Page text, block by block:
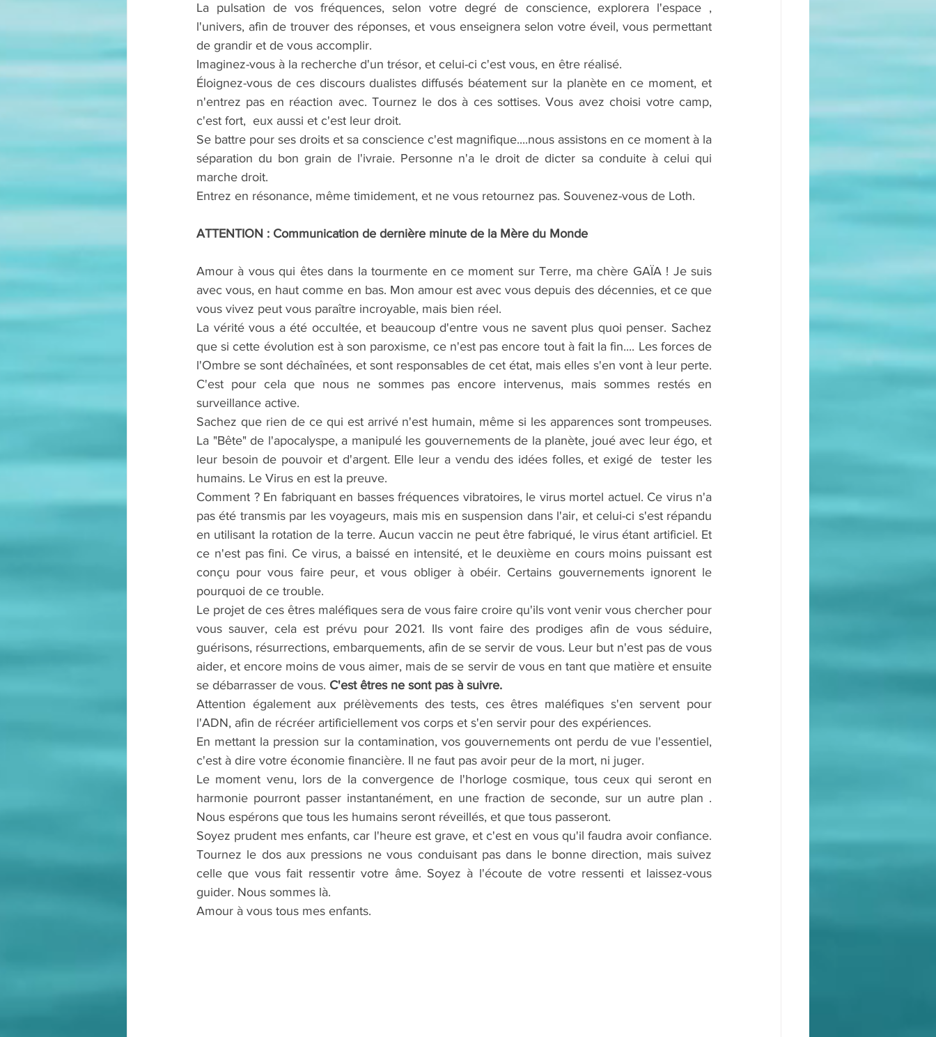
La pulsation de vos fréquences, selon votre degré de conscience, explorera l'espace ,
l'univers, afin de trouver des réponses, et vous enseignera selon votre éveil, vous permettant
de grandir et de vous accomplir.
Imaginez-vous à la recherche d'un trésor, et celui-ci c'est vous, en être réalisé.
Éloignez-vous de ces discours dualistes diffusés béatement sur la planète en ce moment, et
n'entrez pas en réaction avec. Tournez le dos à ces sottises. Vous avez choisi votre camp,
c'est fort,  eux aussi et c'est leur droit.
Se battre pour ses droits et sa conscience c'est magnifique....nous assistons en ce moment à la
séparation du bon grain de l'ivraie. Personne n'a le droit de dicter sa conduite à celui qui
marche droit.
Entrez en résonance, même timidement, et ne vous retournez pas. Souvenez-vous de Loth.
ATTENTION : Communication de dernière minute de la Mère du Monde
Amour à vous qui êtes dans la tourmente en ce moment sur Terre, ma chère GAÏA ! Je suis
avec vous, en haut comme en bas. Mon amour est avec vous depuis des décennies, et ce que
vous vivez peut vous paraître incroyable, mais bien réel.
La vérité vous a été occultée, et beaucoup d'entre vous ne savent plus quoi penser. Sachez
que si cette évolution est à son paroxisme, ce n'est pas encore tout à fait la fin.... Les forces de
l'Ombre se sont déchaînées, et sont responsables de cet état, mais elles s'en vont à leur perte.
C'est pour cela que nous ne sommes pas encore intervenus, mais sommes restés en
surveillance active.
Sachez que rien de ce qui est arrivé n'est humain, même si les apparences sont trompeuses.
La "Bête" de l'apocalyspe, a manipulé les gouvernements de la planète, joué avec leur égo, et
leur besoin de pouvoir et d'argent. Elle leur a vendu des idées folles, et exigé de  tester les
humains. Le Virus en est la preuve.
Comment ? En fabriquant en basses fréquences vibratoires, le virus mortel actuel. Ce virus n'a
pas été transmis par les voyageurs, mais mis en suspension dans l'air, et celui-ci s'est répandu
en utilisant la rotation de la terre. Aucun vaccin ne peut être fabriqué, le virus étant artificiel. Et
ce n'est pas fini. Ce virus, a baissé en intensité, et le deuxième en cours moins puissant est
conçu pour vous faire peur, et vous obliger à obéir. Certains gouvernements ignorent le
pourquoi de ce trouble.
Le projet de ces êtres maléfiques sera de vous faire croire qu'ils vont venir vous chercher pour
vous sauver, cela est prévu pour 2021. Ils vont faire des prodiges afin de vous séduire,
guérisons, résurrections, embarquements, afin de se servir de vous. Leur but n'est pas de vous
aider, et encore moins de vous aimer, mais de se servir de vous en tant que matière et ensuite
se débarrasser de vous. C'est êtres ne sont pas à suivre.
Attention également aux prélèvements des tests, ces êtres maléfiques s'en servent pour
l'ADN, afin de récréer artificiellement vos corps et s'en servir pour des expériences.
En mettant la pression sur la contamination, vos gouvernements ont perdu de vue l'essentiel,
c'est à dire votre économie financière. Il ne faut pas avoir peur de la mort, ni juger.
Le moment venu, lors de la convergence de l'horloge cosmique, tous ceux qui seront en
harmonie pourront passer instantanément, en une fraction de seconde, sur un autre plan .
Nous espérons que tous les humains seront réveillés, et que tous passeront.
Soyez prudent mes enfants, car l'heure est grave, et c'est en vous qu'il faudra avoir confiance.
Tournez le dos aux pressions ne vous conduisant pas dans le bonne direction, mais suivez
celle que vous fait ressentir votre âme. Soyez à l'écoute de votre ressenti et laissez-vous
guider. Nous sommes là.
Amour à vous tous mes enfants.